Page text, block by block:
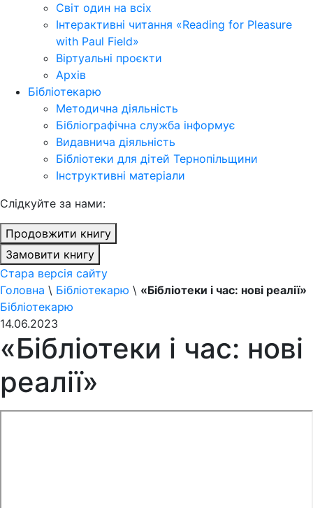
Світ один на всіх
Інтерактивні читання «Reading for Pleasure
with Paul Field»
Віртуальні проєкти
Архів
Бібліотекарю
Методична діяльність
Бібліографічна служба інформує
Видавнича діяльність
Бібліотеки для дітей Тернопільщини
Інструктивні матеріали
Cлідкуйте за нами:
Продовжити книгу
Замовити книгу
Стара версія сайту
Головна \ Бібліотекарю \ «Бібліотеки і час: нові реалії»
Бібліотекарю
14.06.2023
«Бібліотеки і час: нові
реалії»